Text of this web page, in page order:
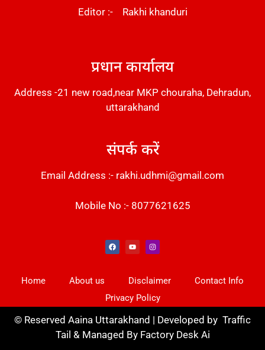
Editor :- Rakhi khanduri
प्रधान कार्यालय
Address -21 new road,near MKP chouraha, Dehradun,
uttarakhand
संपर्क करें
Email Address :- rakhi.udhmi@gmail.com
Mobile No :- 8077621625
Home About us Disclaimer
Contact Info
Privacy Policy
© Reserved Aaina Uttarakhand | Developed by Traffic
Tail & Managed By Factory Desk Ai